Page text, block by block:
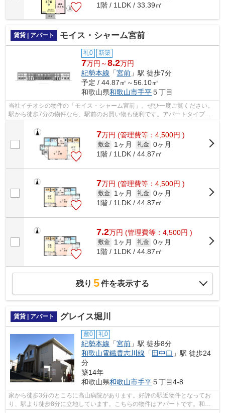
1階 / 1LDK / 33.39㎡
賃貸 | アパート モイス・シャーム宮前
礼0 新築
7万円～8.2万円
紀勢本線 「宮前 」駅 徒歩7分
予定 / 44.87㎡～56.10㎡
和歌山県和歌山市手平５丁目
当社イチオシの物件の「モイス・シャーム宮前」。ぜひ一度ご覧ください。
駅から徒歩7分の物件なら、駅前のお買い物も便利です。アパートタイプの
お部屋です。お気軽にホームズへお問い...
7万円 (管理費等：4,500円 )
敷金 1ヶ月 礼金 0ヶ月
1階 / 1LDK / 44.87㎡
7万円 (管理費等：4,500円 )
敷金 1ヶ月 礼金 0ヶ月
1階 / 1LDK / 44.87㎡
7.2万円 (管理費等：4,500円 )
敷金 1ヶ月 礼金 0ヶ月
1階 / 1LDK / 44.87㎡
残り 5件を表示する
賃貸 | アパート グレイス堀川
敷0 礼0
紀勢本線 「宮前 」駅 徒歩8分
和歌山電鐵貴志川線 「 田中口 」駅 徒歩24
分
築14年
和歌山県和歌山市手平５丁目4-8
家から徒歩3分のところに高山病院があります。好評の駅近物件となってお
り、駅より徒歩8分に立地しています。こちらの物件はアパートです。和歌